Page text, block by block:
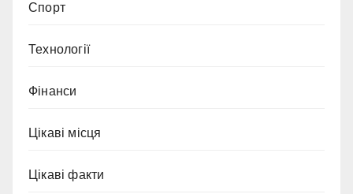
Спорт
Технології
Фінанси
Цікаві місця
Цікаві факти